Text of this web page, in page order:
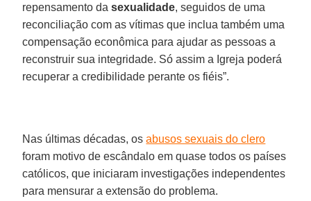
repensamento dasexualidade, seguidos de uma
reconciliação com as vítimas que inclua também uma
compensação econômica para ajudar as pessoas a
reconstruir sua integridade. Só assim a Igreja poderá
recuperar a credibilidade perante os fiéis”.
Nas últimas décadas, osabusos sexuais do clero
foram motivo de escândalo em quase todos os países
católicos, que iniciaram investigações independentes
para mensurar a extensão do problema.